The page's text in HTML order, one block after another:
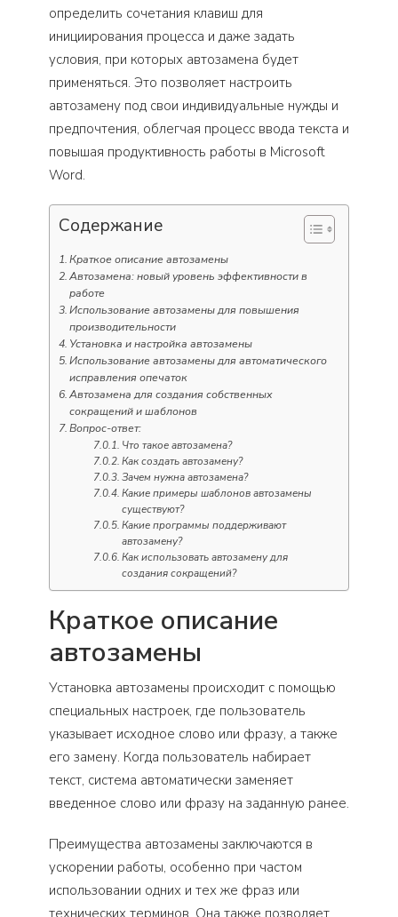
определить сочетания клавиш для
инициирования процесса и даже задать
условия, при которых автозамена будет
применяться. Это позволяет настроить
автозамену под свои индивидуальные нужды и
предпочтения, облегчая процесс ввода текста и
повышая продуктивность работы в Microsoft
Word.
Содержание
Краткое описание автозамены
Автозамена: новый уровень эффективности в
работе
Использование автозамены для повышения
производительности
Установка и настройка автозамены
Использование автозамены для автоматического
исправления опечаток
Автозамена для создания собственных
сокращений и шаблонов
Вопрос-ответ:
Что такое автозамена?
Как создать автозамену?
Зачем нужна автозамена?
Какие примеры шаблонов автозамены
существуют?
Какие программы поддерживают
автозамену?
Как использовать автозамену для
создания сокращений?
Краткое описание
автозамены
Установка автозамены происходит с помощью
специальных настроек, где пользователь
указывает исходное слово или фразу, а также
его замену. Когда пользователь набирает
текст, система автоматически заменяет
введенное слово или фразу на заданную ранее.
Преимущества автозамены заключаются в
ускорении работы, особенно при частом
использовании одних и тех же фраз или
технических терминов. Она также позволяет